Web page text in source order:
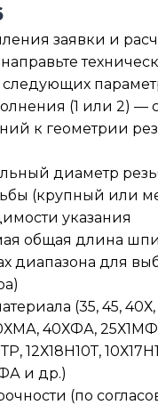
заявки и
(1 или 2) —
к геометрии
диаметр
(крупный или
указания
общая длина
диапазона для
(35, 45,
40ХФА,
12Х18Н10Т,
и др.)
(по